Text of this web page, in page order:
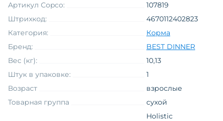
Артикул Copco:
107819
Штрихкод:
4670112402823
Категория:
Корма
Бренд:
BEST DINNER
Вес (кг):
10,13
Штук в упаковке:
1
Возраст
взрослые
Товарная группа
сухой
Holistic